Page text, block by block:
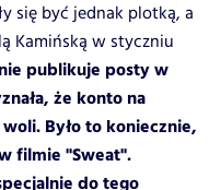
się być jednak plotką, a
Kamińską w styczniu
publikuje posty w
że konto na
woli. Było to koniecznie,
filmie "Sweat".
do tego